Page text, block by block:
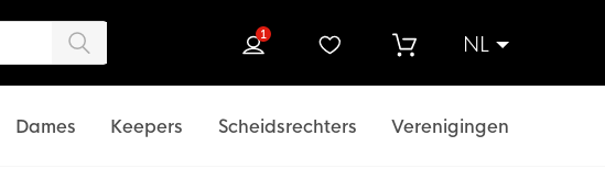
NL
1
Dames Keepers Scheidsrechters Verenigingen